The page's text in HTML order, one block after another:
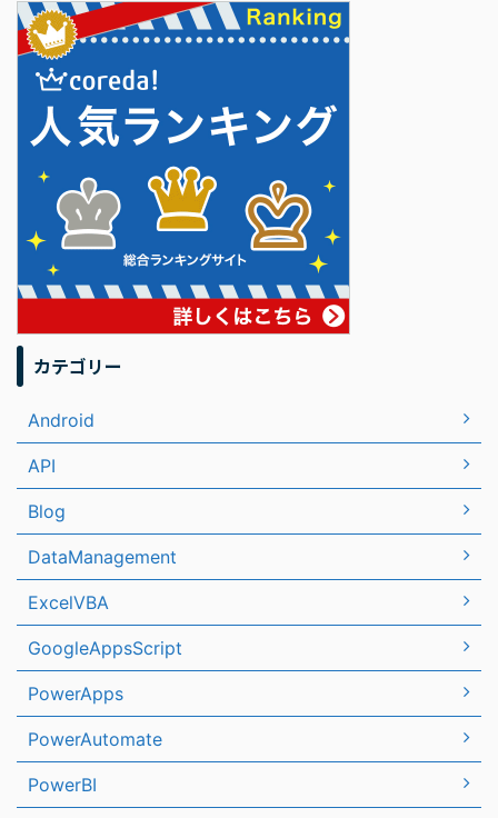
カテゴリー
Android
API
Blog
DataManagement
ExcelVBA
GoogleAppsScript
PowerApps
PowerAutomate
PowerBI